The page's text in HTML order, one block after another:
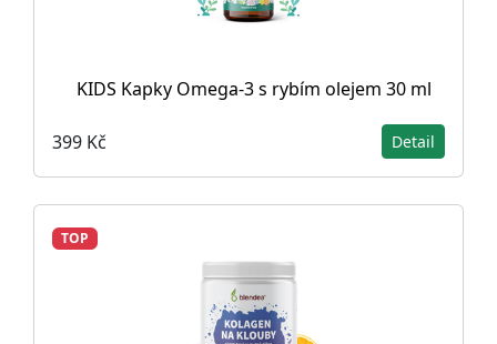
KIDS Kapky Omega-3 s rybím olejem 30 ml
399 Kč Detail
TOP